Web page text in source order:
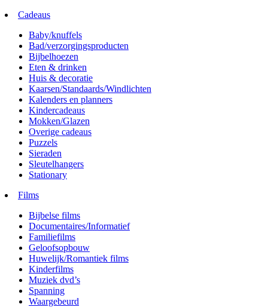
Cadeaus
Baby/knuffels
Bad/verzorgingsproducten
Bijbelhoezen
Eten & drinken
Huis & decoratie
Kaarsen/Standaards/Windlichten
Kalenders en planners
Kindercadeaus
Mokken/Glazen
Overige cadeaus
Puzzels
Sieraden
Sleutelhangers
Stationary
Films
Bijbelse films
Documentaires/Informatief
Familiefilms
Geloofsopbouw
Huwelijk/Romantiek films
Kinderfilms
Muziek dvd’s
Spanning
Waargebeurd